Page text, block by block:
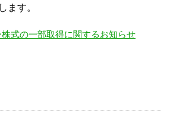
ます。
式の一部取得に関するお知らせ